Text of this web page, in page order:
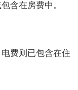
含在房费中。
费则已包含在住